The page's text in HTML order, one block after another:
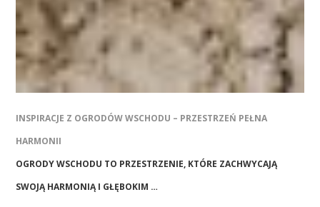
INSPIRACJE Z OGRODÓW WSCHODU – PRZESTRZEŃ PEŁNA
HARMONII
OGRODY WSCHODU TO PRZESTRZENIE, KTÓRE ZACHWYCAJĄ
SWOJĄ HARMONIĄ I GŁĘBOKIM …